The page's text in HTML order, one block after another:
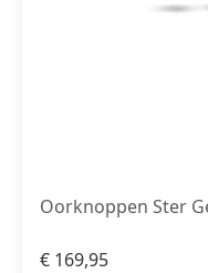
Oorknoppen Ster
€ 169,95